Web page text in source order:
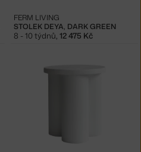
STOLEK DEYA, DARK GREEN
FERM LIVING
8 - 10 týdnů, 12 475 Kč